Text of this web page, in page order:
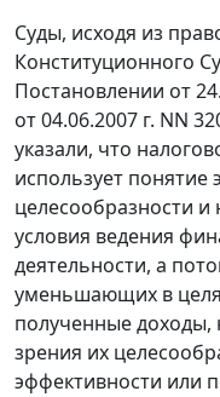
Суды, исходя из
Конституционного
Постановлении от
от 04.06.2007 г. NN
указали, что
использует понятие
целесообразности и
условия ведения
деятельности, а
уменьшающих в
полученные доходы,
зрения их
эффективности или